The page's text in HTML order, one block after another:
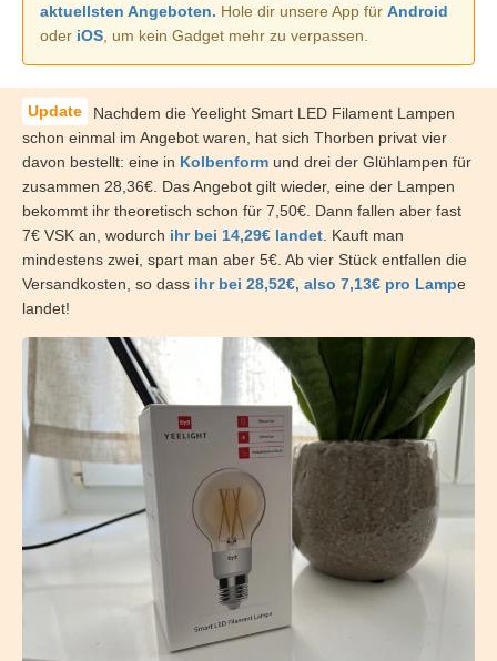
aktuellsten Angeboten. Hole dir unsere App für Android
oder iOS , um kein Gadget mehr zu verpassen.
Nachdem die Yeelight Smart LED Filament Lampen
schon einmal im Angebot waren, hat sich Thorben privat vier
davon bestellt: eine in Kolbenform und drei der Glühlampen für
zusammen 28,36€. Das Angebot gilt wieder, eine der Lampen
bekommt ihr theoretisch schon für 7,50€. Dann fallen aber fast
7€ VSK an, wodurch ihr bei 14,29€ landet . Kauft man
mindestens zwei, spart man aber 5€. Ab vier Stück entfallen die
Versandkosten, so dass ihr bei 28,52€, also 7,13€ pro Lampe
landet!